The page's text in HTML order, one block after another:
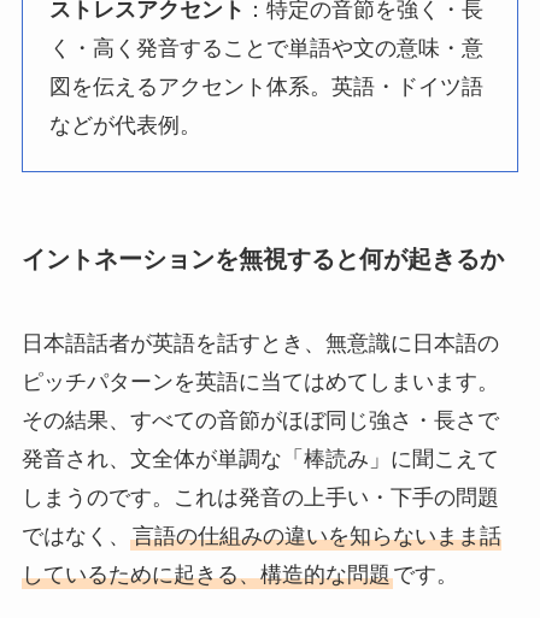
ストレスアクセント ：特定の音節を強く・長
く・高く発音することで単語や文の意味・意
図を伝えるアクセント体系。英語・ドイツ語
などが代表例。
イントネーションを無視すると何が起きるか
日本語話者が英語を話すとき、無意識に日本語の
ピッチパターンを英語に当てはめてしまいます。
その結果、すべての音節がほぼ同じ強さ・長さで
発音され、文全体が単調な「棒読み」に聞こえて
しまうのです。これは発音の上手い・下手の問題
ではなく、 言語の仕組みの違いを知らないまま話
しているために起きる、構造的な問題です。